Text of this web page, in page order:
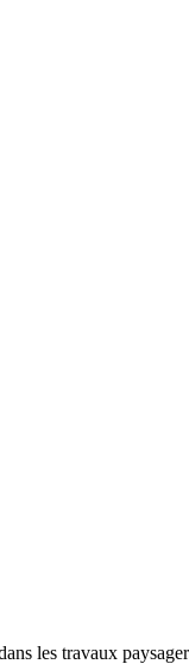
les travaux